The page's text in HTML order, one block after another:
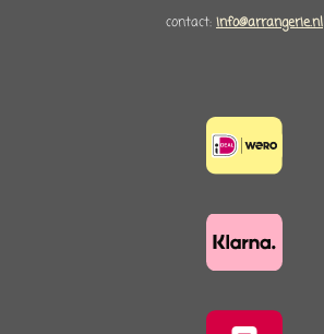
contact: info@arrangerie.nl